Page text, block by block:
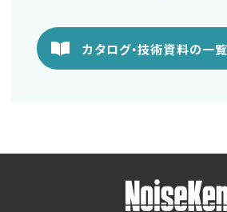
カタログ・技術資料の一